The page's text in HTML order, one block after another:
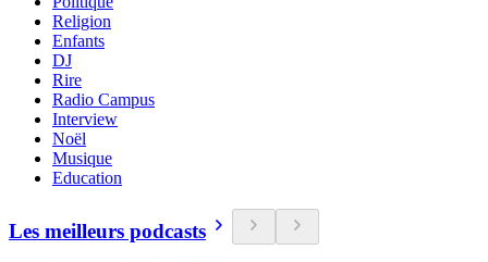
Religion
Enfants
DJ
Rire
Radio Campus
Interview
Noël
Musique
Education
Les meilleurs podcasts